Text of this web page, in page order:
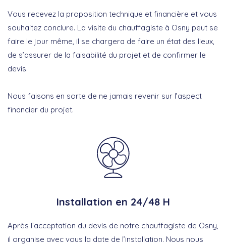
Vous recevez la proposition technique et financière et vous
souhaitez conclure. La visite du chauffagiste à Osny peut se
faire le jour même, il se chargera de faire un état des lieux,
de s’assurer de la faisabilité du projet et de confirmer le
devis.
Nous faisons en sorte de ne jamais revenir sur l’aspect
financier du projet.
Installation en 24/48 H
Après l’acceptation du devis de notre chauffagiste de Osny,
il organise avec vous la date de l’installation. Nous nous